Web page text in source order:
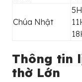
Chúa Nhật
Thông tin
thờ Lớn